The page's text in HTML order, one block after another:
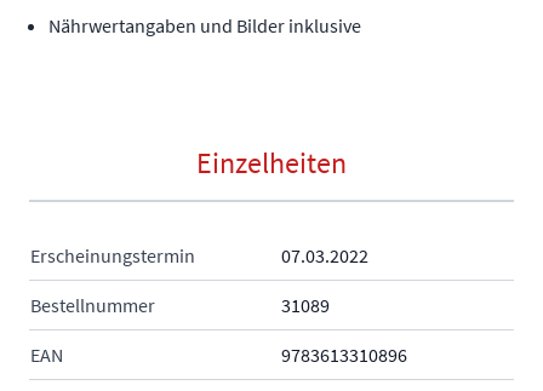
Nährwertangaben und Bilder inklusive
Einzelheiten
Erscheinungstermin 07.03.2022
Bestellnummer 31089
EAN 9783613310896